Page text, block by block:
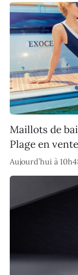
Maillots de
Plage en
Aujourd’hui à